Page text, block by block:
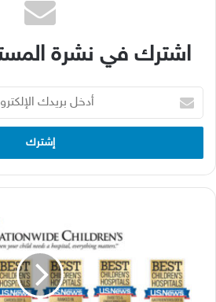
اشترك في نشرة
بريدك
الإلكتروني
ضمن
أفضل